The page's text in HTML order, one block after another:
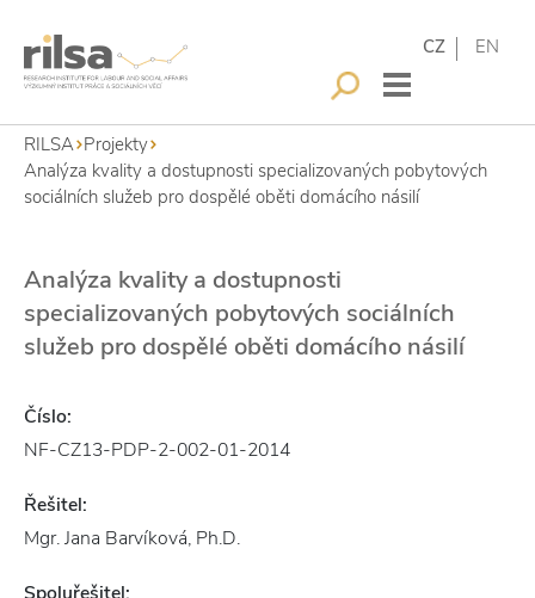
CZ EN
RILSA Projekty
Analýza kvality a dostupnosti specializovaných pobytových
sociálních služeb pro dospělé oběti domácího násilí
Analýza kvality a dostupnosti
specializovaných pobytových sociálních
služeb pro dospělé oběti domácího násilí
Číslo:
NF-CZ13-PDP-2-002-01-2014
Řešitel:
Mgr. Jana Barvíková, Ph.D.